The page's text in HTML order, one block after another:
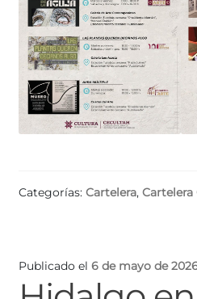
Categorías: Cartelera, Cartelera
Publicado el 6 de mayo de